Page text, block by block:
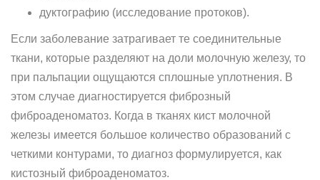
дуктографию (исследование протоков).
Если заболевание затрагивает те соединительные
ткани, которые разделяют на доли молочную железу, то
при пальпации ощущаются сплошные уплотнения. В
этом случае диагностируется фиброзный
фиброаденоматоз. Когда в тканях кист молочной
железы имеется большое количество образований с
четкими контурами, то диагноз формулируется, как
кистозный фиброаденоматоз.